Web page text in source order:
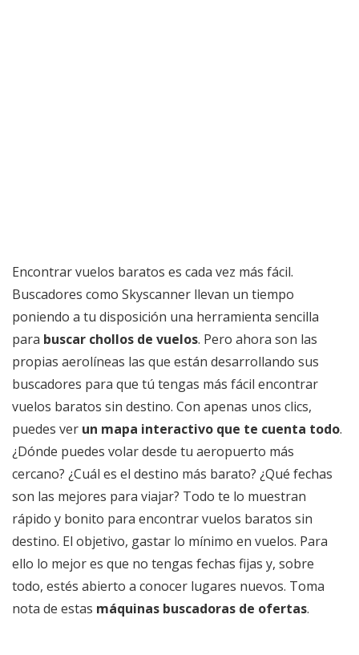
Encontrar vuelos baratos es cada vez más fácil.
Buscadores como Skyscanner llevan un tiempo
poniendo a tu disposición una herramienta sencilla
para buscar chollos de vuelos. Pero ahora son las
propias aerolíneas las que están desarrollando sus
buscadores para que tú tengas más fácil encontrar
vuelos baratos sin destino. Con apenas unos clics,
puedes ver un mapa interactivo que te cuenta todo.
¿Dónde puedes volar desde tu aeropuerto más
cercano? ¿Cuál es el destino más barato? ¿Qué fechas
son las mejores para viajar? Todo te lo muestran
rápido y bonito para encontrar vuelos baratos sin
destino. El objetivo, gastar lo mínimo en vuelos. Para
ello lo mejor es que no tengas fechas fijas y, sobre
todo, estés abierto a conocer lugares nuevos. Toma
nota de estas máquinas buscadoras de ofertas.